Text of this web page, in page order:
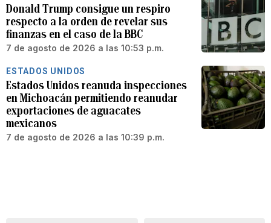
Donald Trump consigue un respiro
respecto a la orden de revelar sus
finanzas en el caso de la BBC
7 de agosto de 2026 a las 10:53 p.m.
ESTADOS UNIDOS
Estados Unidos reanuda inspecciones
en Michoacán permitiendo reanudar
exportaciones de aguacates
mexicanos
7 de agosto de 2026 a las 10:39 p.m.